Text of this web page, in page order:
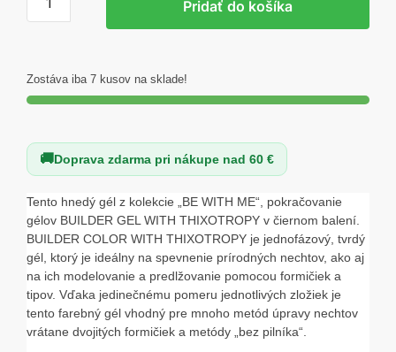
Tento hnedý gél z kolekcie „BE WITH ME“, pokračovanie
gélov BUILDER GEL WITH THIXOTROPY v čiernom balení.
BUILDER COLOR WITH THIXOTROPY je jednofázový, tvrdý
gél, ktorý je ideálny na spevnenie prírodných nechtov, ako aj
na ich modelovanie a predlžovanie pomocou formičiek a
tipov. Vďaka jedinečnému pomeru jednotlivých zložiek je
tento farebný gél vhodný pre mnoho metód úpravy nechtov
vrátane dvojitých formičiek a metódy „bez pilníka“.
Color
With
Dark
Bronze
Pridať do košíka
Zostáva iba 7 kusov na sklade!
Doprava zdarma pri nákupe nad 60 €